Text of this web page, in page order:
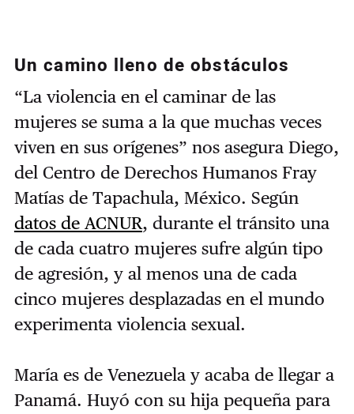
Un camino lleno de obstáculos
“La violencia en el caminar de las
mujeres se suma a la que muchas veces
viven en sus orígenes” nos asegura Diego,
del Centro de Derechos Humanos Fray
Matías de Tapachula, México. Según
datos de ACNUR, durante el tránsito una
de cada cuatro mujeres sufre algún tipo
de agresión, y al menos una de cada
cinco mujeres desplazadas en el mundo
experimenta violencia sexual.
María es de Venezuela y acaba de llegar a
Panamá. Huyó con su hija pequeña para